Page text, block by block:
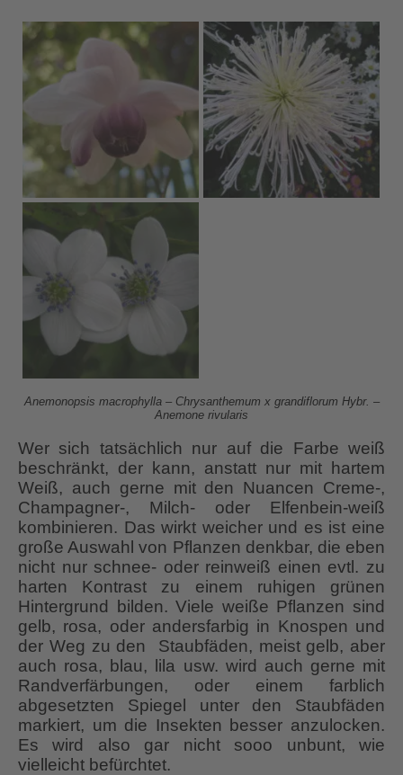
Anemonopsis macrophylla – Chrysanthemum x grandiflorum Hybr. –
Anemone rivularis
Wer sich tatsächlich nur auf die Farbe weiß
beschränkt, der kann, anstatt nur mit hartem
Weiß, auch gerne mit den Nuancen Creme-,
Champagner-, Milch- oder Elfenbein-weiß
kombinieren. Das wirkt weicher und es ist eine
große Auswahl von Pflanzen denkbar, die eben
nicht nur schnee- oder reinweiß einen evtl. zu
harten Kontrast zu einem ruhigen grünen
Hintergrund bilden. Viele weiße Pflanzen sind
gelb, rosa, oder andersfarbig in Knospen und
der Weg zu den Staubfäden, meist gelb, aber
auch rosa, blau, lila usw. wird auch gerne mit
Randverfärbungen, oder einem farblich
abgesetzten Spiegel unter den Staubfäden
markiert, um die Insekten besser anzulocken.
Es wird also gar nicht sooo unbunt, wie
vielleicht befürchtet.